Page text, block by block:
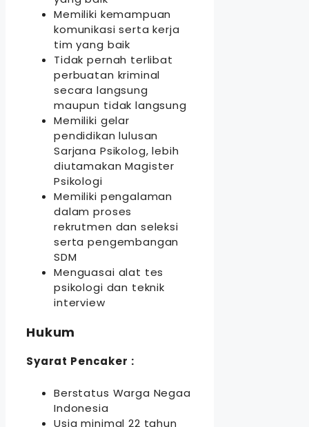
Memiliki kemampuan
komunikasi serta kerja
tim yang baik
Tidak pernah terlibat
perbuatan kriminal
secara langsung
maupun tidak langsung
Memiliki gelar
pendidikan lulusan
Sarjana Psikolog, lebih
diutamakan Magister
Psikologi
Memiliki pengalaman
dalam proses
rekrutmen dan seleksi
serta pengembangan
SDM
Menguasai alat tes
psikologi dan teknik
interview
Hukum
Syarat Pencaker :
Berstatus Warga Negaa
Indonesia
Usia minimal 22 tahun